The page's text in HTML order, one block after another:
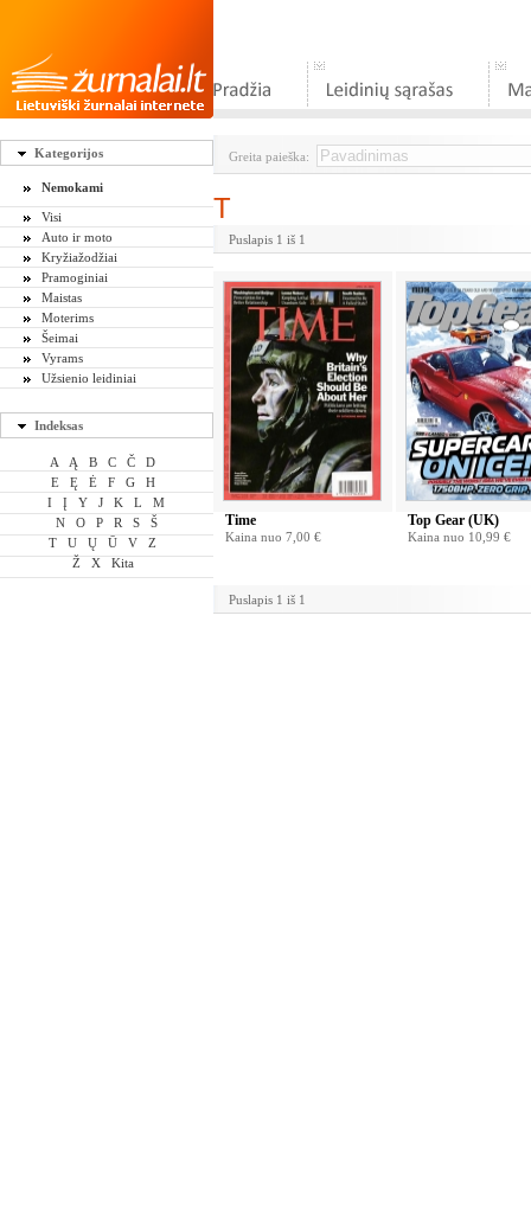
Kategorijos
Nemokami
Visi
Auto ir moto
Kryžiažodžiai
Pramoginiai
Maistas
Moterims
Šeimai
Vyrams
Užsienio leidiniai
Indeksas
A Ą B C Č
D
E
Ę Ė F G
H
I
Į Y J K L
M
N
O P R S
Š
T
U Ų Ū V
Z
Ž
X Kita
Greita paieška:
T
Puslapis 1 iš 1
Time
Kaina nuo 7,00 €
Top Gear (UK)
Kaina nuo 10,99 €
Puslapis 1 iš 1